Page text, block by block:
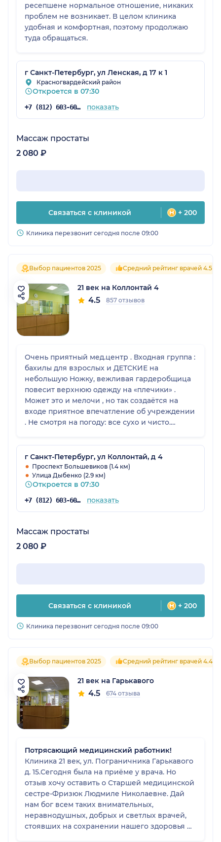
ресепшене нормальное отношение, никаких
проблем не возникает. В целом клиника
удобная и комфортная, поэтому продолжаю
туда обращаться.
г Санкт-Петербург, ул Ленская, д 17 к 1
Красногвардейский район
Откроется в 07:30
+7 (812) 603-60-42 показать
Массаж простаты
2 080 ₽
Связаться с клиникой + 200
Клиника перезвонит сегодня после 09:00
Выбор пациентов 2025 Средний рейтинг врачей 4.5
21 век на Коллонтай 4
4.5 857 отзывов
Очень приятный мед.центр . Входная группа :
бахилы для взрослых и ДЕТСКИЕ на
небольшую Ножку, вежливая гардеробщица
повесит верхнюю одежду на «плечики» .
Может это и мелочи , но так создаётся на
входе приятное впечатление об учреждении
. Не смотря на погоду: все сухо и чисто.
девушки , что очень важно (не создаются
очереди) . Зона для деток , аквариум ..
ребёнок занят, пока оформляются документы
. Очень приятное впечатление от посещения
клиники на Коллонтай !
г Санкт-Петербург, ул Коллонтай, д 4
Проспект Большевиков (1.4 км)
Улица Дыбенко (2.9 км)
Откроется в 07:30
+7 (812) 603-60-42 показать
Массаж простаты
2 080 ₽
Связаться с клиникой + 200
Клиника перезвонит сегодня после 09:00
Выбор пациентов 2025 Средний рейтинг врачей 4.4
21 век на Гарькавого
4.5 674 отзыва
Потрясающий медицинский работник!
Клиника 21 век, ул. Пограничника Гарькавого
д. 15.Сегодня была на приёме у врача. Но
отзыв хочу оставить о Старшей медицинской
сестре-Фризюк Людмиле Николаевне. Дай
нам бог всем таких внимательных,
неравнодушных, добрых и светлых врачей,
стоявших на сохранении нашего здоровья и